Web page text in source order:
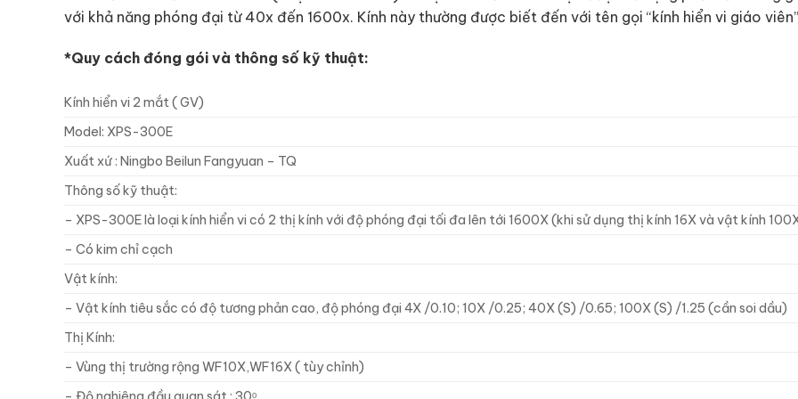
với khả năng phóng đại từ 40x đến 1600x. Kính này thường được biết đến với tên gọi “kính hiển vi giáo viên”
*Quy cách đóng gói và thông số kỹ thuật:
Kính hiển vi 2 mắt ( GV)
Model: XPS-300E
Xuất xứ : Ningbo Beilun Fangyuan – TQ
Thông số kỹ thuật:
– XPS-300E là loại kính hiển vi có 2 thị kính với độ phóng đại tối đa lên tới 1600X (khi sử dụng thị kính 16X và vật kính
– Có kim chỉ cạch
Vật kính:
– Vật kính tiêu sắc có độ tương phản cao, độ phóng đại 4X /0.10; 10X /0.25; 40X (S) /0.65; 100X (S) /1.25 (cần soi dầu)
Thị Kính:
– Vùng thị trường rộng WF10X,WF16X ( tùy chỉnh)